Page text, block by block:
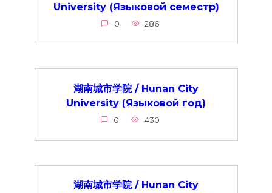
University (Языковой семестр)
0 286
湖南城市学院 / Hunan City
University (Языковой год)
0 430
湖南城市学院 / Hunan City